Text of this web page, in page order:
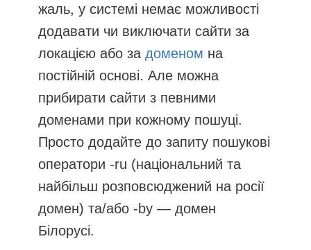
жаль, у системі немає можливості
додавати чи виключати сайти за
локацією або за доменом на
постійній основі. Але можна
прибирати сайти з певними
доменами при кожному пошуці.
Просто додайте до запиту пошукові
оператори -ru (національний та
найбільш розповсюджений на росії
домен) та/або -by — домен
Білорусі.